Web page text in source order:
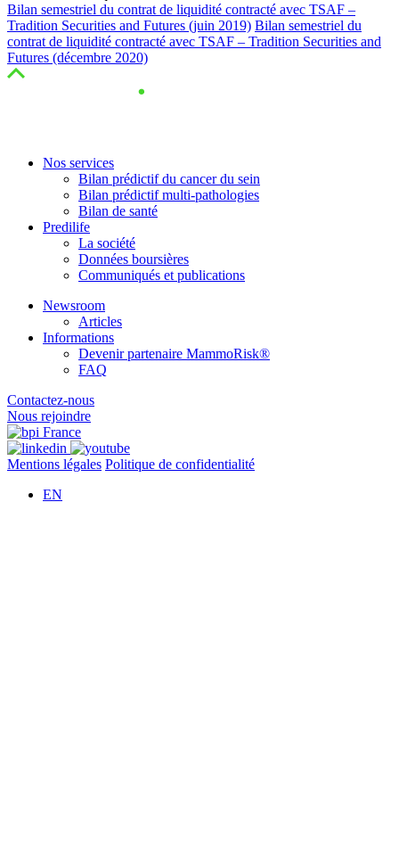
Bilan semestriel du contrat de liquidité contracté avec TSAF –
Tradition Securities and Futures (juin 2019) Bilan semestriel du
contrat de liquidité contracté avec TSAF – Tradition Securities and
Futures (décembre 2020)
Nos services
Bilan prédictif du cancer du sein
Bilan prédictif multi-pathologies
Bilan de santé
Predilife
La société
Données boursières
Communiqués et publications
Newsroom
Articles
Informations
Devenir partenaire MammoRisk®
FAQ
Contactez-nous
Nous rejoindre
Mentions légales Politique de confidentialité
EN